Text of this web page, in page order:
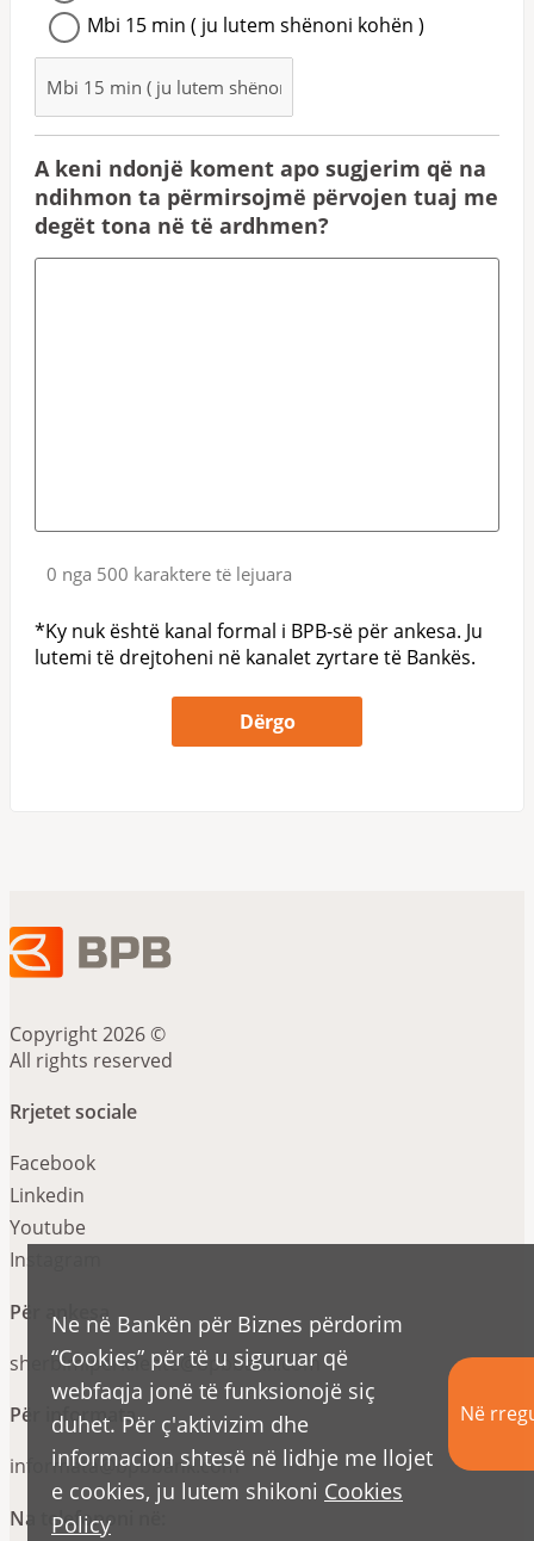
Mbi 15 min ( ju lutem shënoni kohën )
A keni ndonjë koment apo sugjerim që na
ndihmon ta përmirsojmë përvojen tuaj me
degët tona në të ardhmen?
0 nga 500 karaktere të lejuara
*Ky nuk është kanal formal i BPB-së për ankesa. Ju
lutemi të drejtoheni në kanalet zyrtare të Bankës.
Copyright 2026 ©
All rights reserved
Rrjetet sociale
Facebook
Linkedin
Youtube
Instagram
Për ankesa
sherbimiperkliente@bpbbank.com
Për informata
informata@bpbbank.com
Na telefononi në:
Ne në Bankën për Biznes përdorim
“Cookies” për të u siguruar që
webfaqja jonë të funksionojë siç
duhet. Për ç'aktivizim dhe
informacion shtesë në lidhje me llojet
e cookies, ju lutem shikoni Cookies
Policy
Në